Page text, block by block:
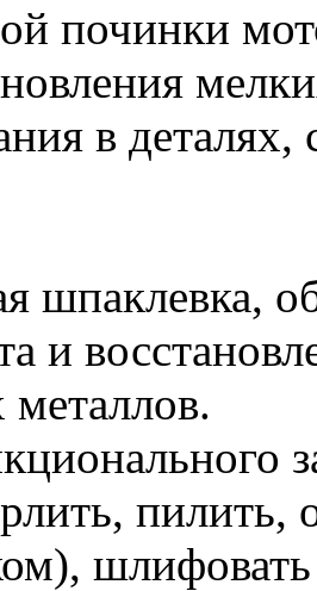
починки
в
шпаклевка,
и
пилить,